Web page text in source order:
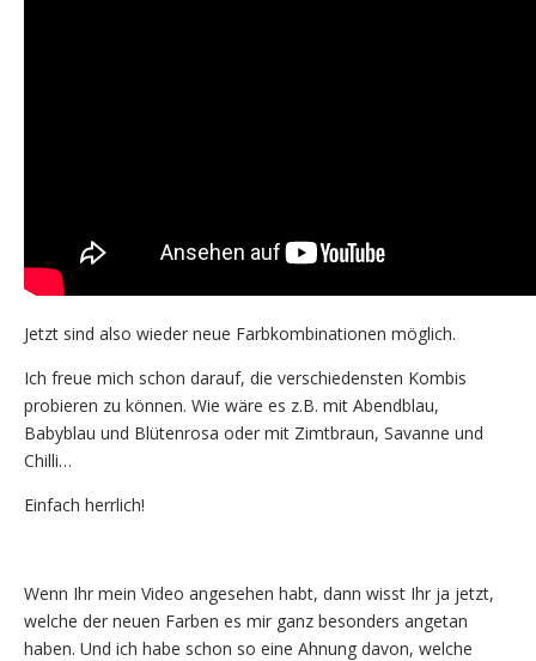
Jetzt sind also wieder neue Farbkombinationen möglich.
Ich freue mich schon darauf, die verschiedensten Kombis
probieren zu können. Wie wäre es z.B. mit Abendblau,
Babyblau und Blütenrosa oder mit Zimtbraun, Savanne und
Chilli…
Einfach herrlich!
Wenn Ihr mein Video angesehen habt, dann wisst Ihr ja jetzt,
welche der neuen Farben es mir ganz besonders angetan
haben. Und ich habe schon so eine Ahnung davon, welche